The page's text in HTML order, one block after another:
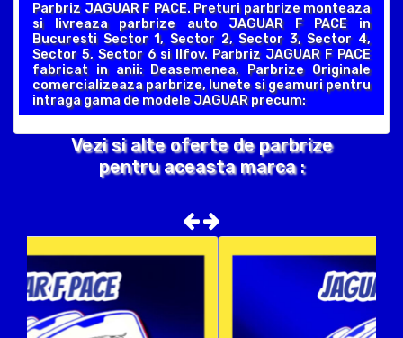
Parbriz JAGUAR F PACE. Preturi parbrize monteaza
si livreaza parbrize auto JAGUAR F PACE in
Bucuresti Sector 1, Sector 2, Sector 3, Sector 4,
Sector 5, Sector 6 si Ilfov. Parbriz JAGUAR F PACE
fabricat in anii: Deasemenea, Parbrize Originale
comercializeaza parbrize, lunete si geamuri pentru
intraga gama de modele JAGUAR precum:
Vezi si alte oferte de parbrize
pentru aceasta marca :